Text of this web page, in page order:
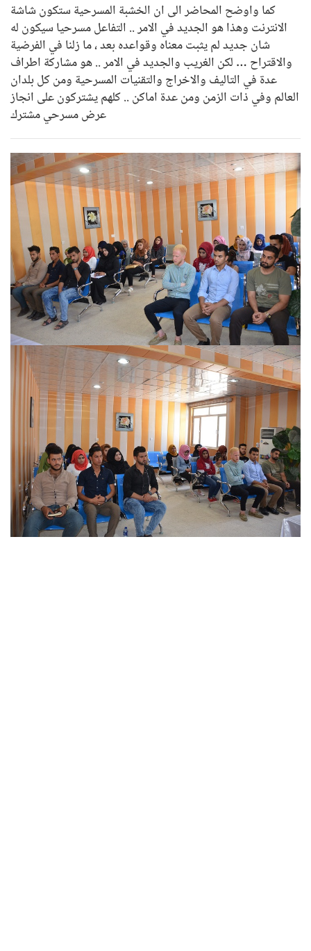
كما واوضح المحاضر الى ان الخشبة المسرحية ستكون شاشة
الانترنت وهذا هو الجديد في الامر .. التفاعل مسرحيا سيكون له
شان جديد لم يثبت معناه وقواعده بعد ، ما زلنا في الفرضية
والاقتراح … لكن الغريب والجديد في الامر .. هو مشاركة اطراف
عدة في التاليف والاخراج والتقنيات المسرحية ومن كل بلدان
العالم وفي ذات الزمن ومن عدة اماكن .. كلهم يشتركون على انجاز
عرض مسرحي مشترك